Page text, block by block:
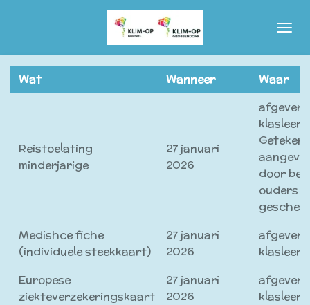
de
hoofdinhoud
Wat Wanneer Waar
Reistoelating
minderjarige
27 januari
2026
afgeven
door
ouders
Medishce fiche
(individuele steekkaart)
27 januari
2026
afgeven
Europese
ziekteverzekeringskaart
27 januari
2026
afgeven